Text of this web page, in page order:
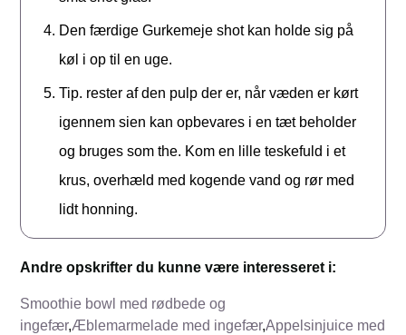
Den færdige Gurkemeje shot kan holde sig på
køl i op til en uge.
Tip. rester af den pulp der er, når væden er kørt
igennem sien kan opbevares i en tæt beholder
og bruges som the. Kom en lille teskefuld i et
krus, overhæld med kogende vand og rør med
lidt honning.
Andre opskrifter du kunne være interesseret i:
Smoothie bowl med rødbede og
ingefær,Æblemarmelade med ingefær,Appelsinjuice med